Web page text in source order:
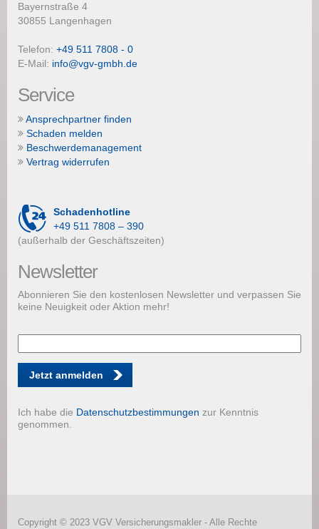
Bayernstraße 4
30855 Langenhagen
Telefon: +49 511 7808 - 0
E-Mail: info@vgv-gmbh.de
Service
Ansprechpartner finden
Schaden melden
Beschwerdemanagement
Vertrag widerrufen
Schadenhotline
+49 511 7808 – 390
(außerhalb der Geschäftszeiten)
Newsletter
Abonnieren Sie den kostenlosen Newsletter und verpassen Sie
keine Neuigkeit oder Aktion mehr!
Jetzt anmelden
Ich habe die Datenschutzbestimmungen zur Kenntnis
genommen.
Copyright © 2023 VGV Versicherungsmakler - Alle Rechte